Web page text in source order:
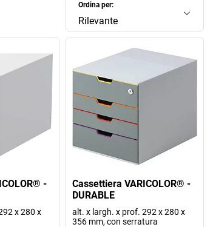
Ordina per:
Rilevante
-
x 280 x
Cassettiera VARICOLOR® -
DURABLE
alt. x largh. x prof. 292 x 280 x
356 mm, con serratura